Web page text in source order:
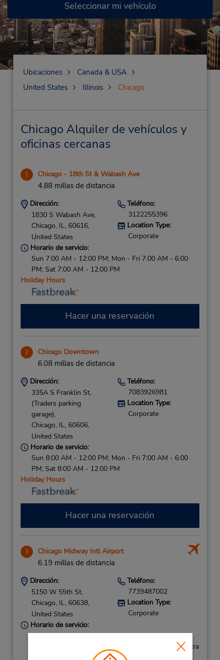
Seleccionar mi vehículo
Ubicaciones
Canada & USA
United States
Illinois Chicago
Chicago Alquiler de vehículos y
oficinas cercanas
1 Chicago - 18th St & Wabash Ave
4.88 millas de distancia
Dirección:
1830 S Wabash Ave,
Chicago, IL, 60616,
United States
Teléfono:
3122255396
Location Type:
Corporate
Horario de servicio:
Sun 7:00 AM - 12:00 PM; Mon - Fri 7:00 AM - 6:00
PM; Sat 7:00 AM - 12:00 PM
Holiday Hours
Hacer una reservación
2 Chicago Downtown
6.08 millas de distancia
Dirección:
335A S Franklin St,
(Traders parking
garage),
Chicago, IL, 60606,
United States
Teléfono:
7083926981
Location Type:
Corporate
Horario de servicio:
Sun 8:00 AM - 12:00 PM; Mon - Fri 7:00 AM - 6:00
PM; Sat 8:00 AM - 12:00 PM
Holiday Hours
Hacer una reservación
3 Chicago Midway Intl Airport
6.19 millas de distancia
Dirección:
5150 W 55th St,
Chicago, IL, 60638,
United States
Teléfono:
7739487002
Location Type:
Corporate
Horario de servicio:
Sun - Sat 6:00 AM - 1:30 AM
Si llega en avión, el mostrador de alquiler se encuentra
dentro de la terminal con transporte hasta el